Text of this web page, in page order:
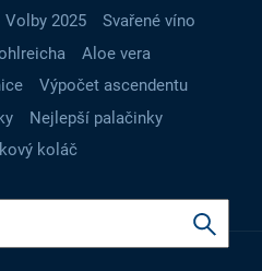
Volby 2025
Svařené víno
Aloe vera
Výpočet ascendentu
Nejlepší palačinky
koláč